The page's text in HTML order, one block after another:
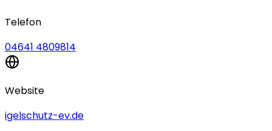
Telefon
04641 4809814
Website
igelschutz-ev.de